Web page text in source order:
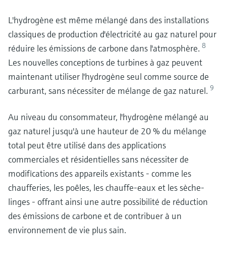
L'hydrogène est même mélangé dans des installations
classiques de production d'électricité au gaz naturel pour
réduire les émissions de carbone dans l'atmosphère. 8
Les nouvelles conceptions de turbines à gaz peuvent
maintenant utiliser l'hydrogène seul comme source de
carburant, sans nécessiter de mélange de gaz naturel. 9
Au niveau du consommateur, l'hydrogène mélangé au
gaz naturel jusqu'à une hauteur de 20 % du mélange
total peut être utilisé dans des applications
commerciales et résidentielles sans nécessiter de
modifications des appareils existants - comme les
chaufferies, les poêles, les chauffe-eaux et les sèche-
linges - offrant ainsi une autre possibilité de réduction
des émissions de carbone et de contribuer à un
environnement de vie plus sain.